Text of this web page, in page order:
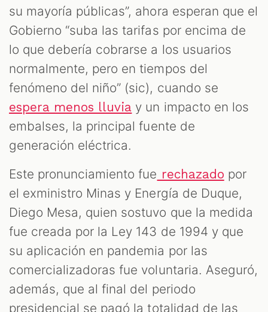
su mayoría públicas”, ahora esperan que el
Gobierno “suba las tarifas por encima de
lo que debería cobrarse a los usuarios
normalmente, pero en tiempos del
fenómeno del niño” (sic), cuando se
espera menos lluvia y un impacto en los
embalses, la principal fuente de
generación eléctrica.
Este pronunciamiento fue rechazado por
el exministro Minas y Energía de Duque,
Diego Mesa, quien sostuvo que la medida
fue creada por la Ley 143 de 1994 y que
su aplicación en pandemia por las
comercializadoras fue voluntaria. Aseguró,
además, que al final del periodo
presidencial se pagó la totalidad de las